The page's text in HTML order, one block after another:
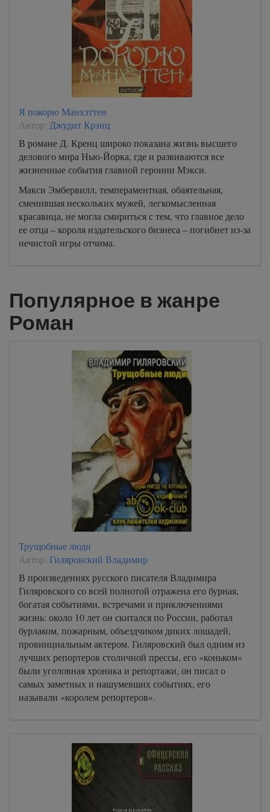
Я покорю Манхэттен
Автор: Джудит Крэнц
В романе Д. Кренц широко показана жизнь высшего
делового мира Нью-Йорка, где и развиваются все
жизненные события главной героини Мэкси.
Макси Эмбервилл, темпераментная, обаятельная,
сменившая нескольких мужей, легкомысленная
красавица, не могла смириться с тем, что главное дело
ее отца – короля издательского бизнеса – погибнет из-за
нечистой игры отчима.
Популярное в жанре
Роман
Трущобные люди
Автор: Гиляровский Владимир
В произведениях русского писателя Владимира
Гиляровского со всей полнотой отражена его бурная,
богатая событиями, встречами и приключениями
жизнь: около 10 лет он скитался по России, работал
бурлаком, пожарным, объездчиком диких лошадей,
провинциальным актером. Гиляровский был одним из
лучших репортеров столичной прессы, его «коньком»
были уголовная хроника и репортажи, он писал о
самых заметных и нашумевших событиях, его
называли «королем репортеров».